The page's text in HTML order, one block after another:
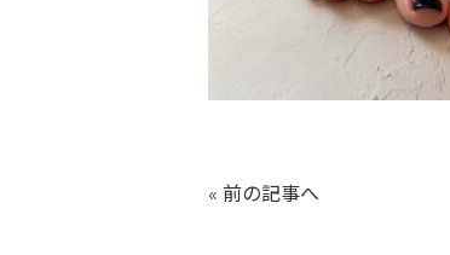
« 前の記事へ